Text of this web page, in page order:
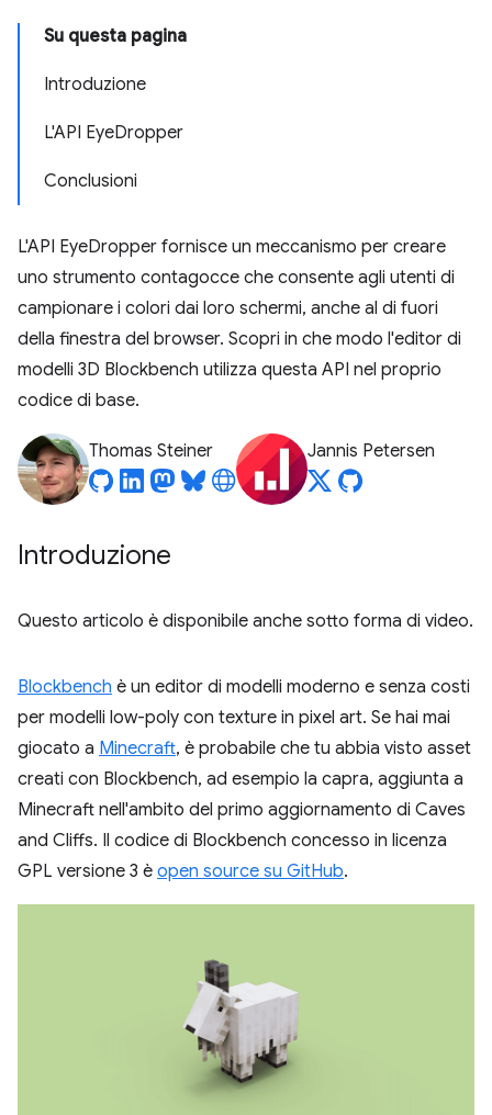
Su questa pagina
Introduzione
L'API EyeDropper
Conclusioni
L'API EyeDropper fornisce un meccanismo per creare
uno strumento contagocce che consente agli utenti di
campionare i colori dai loro schermi, anche al di fuori
della finestra del browser. Scopri in che modo l'editor di
modelli 3D Blockbench utilizza questa API nel proprio
codice di base.
Thomas Steiner Jannis Petersen
Introduzione
Questo articolo è disponibile anche sotto forma di video.
Blockbench è un editor di modelli moderno e senza costi
per modelli low-poly con texture in pixel art. Se hai mai
giocato a Minecraft, è probabile che tu abbia visto asset
creati con Blockbench, ad esempio la capra, aggiunta a
Minecraft nell'ambito del primo aggiornamento di Caves
and Cliffs. Il codice di Blockbench concesso in licenza
GPL versione 3 è open source su GitHub.